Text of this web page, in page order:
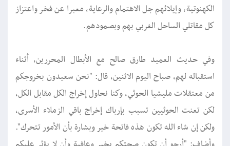
الكهنوتية، وإيلائهم جل الاهتمام والرعاية، معبرا عن فخر واعتزاز
كل مقاتلي الساحل الغربي بهم وبصمودهم.
وفي حديث العميد طارق صالح مع الأبطال المحررين، أثناء
استقباله لهم، صباح اليوم الاثنين، قال: "نحن سعيدون بخروجكم
من معتقلات مليشيا الحوثي، وكنا نحاول إخراج الكل مقابل الكل،
لكن تعنت الحوثيين تسبب بإرباك إخراج باقي الزملاء الأسرى،
ولكن إن شاء الله تكون هذه فاتحة خير وبشارة بأن الأمور تتحرك".